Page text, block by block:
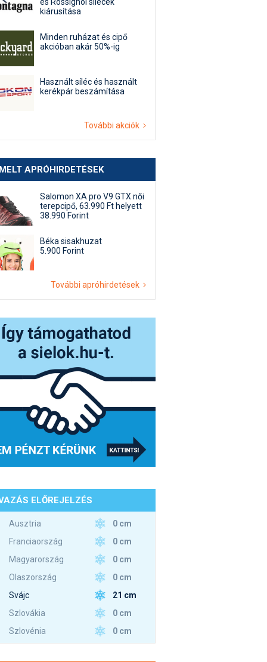
kiárusítása
Minden ruházat és cipő
akcióban akár 50%-ig
Használt síléc és használt
kerékpár beszámítása
További akciók
APRÓHIRDETÉSEK
Salomon XA pro V9 GTX női
terepcipő, 63.990 Ft helyett
38.990 Forint
Béka sisakhuzat
5.900 Forint
További apróhirdetések
ELŐREJELZÉS
Ausztria
0 cm
Franciaország
0 cm
Magyarország
0 cm
Olaszország
0 cm
Svájc
21 cm
Szlovákia
0 cm
Szlovénia
0 cm